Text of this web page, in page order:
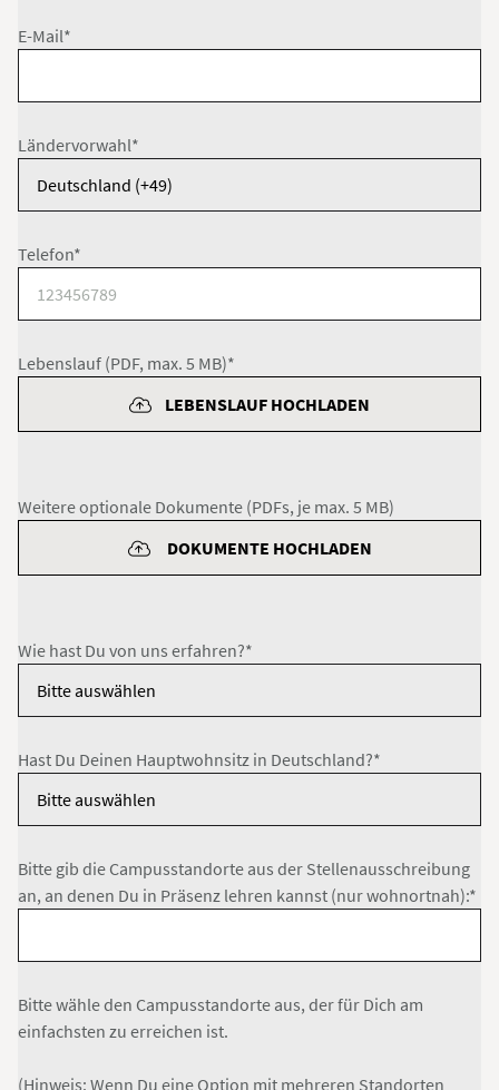
E-Mail*
Ländervorwahl*
Telefon*
Lebenslauf (PDF, max. 5 MB)*
LEBENSLAUF HOCHLADEN
Weitere optionale Dokumente (PDFs, je max. 5 MB)
DOKUMENTE HOCHLADEN
Wie hast Du von uns erfahren?*
Hast Du Deinen Hauptwohnsitz in Deutschland?*
Bitte gib die Campusstandorte aus der Stellenausschreibung
an, an denen Du in Präsenz lehren kannst (nur wohnortnah):*
Bitte wähle den Campusstandorte aus, der für Dich am
einfachsten zu erreichen ist.
(Hinweis: Wenn Du eine Option mit mehreren Standorten